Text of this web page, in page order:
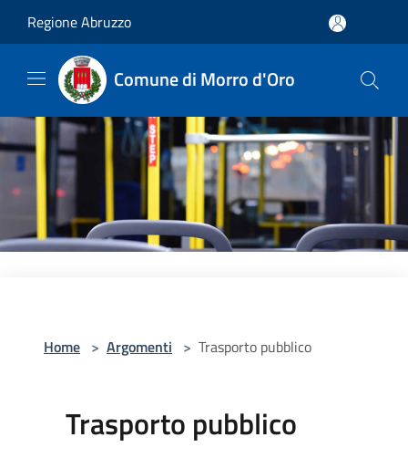
Regione Abruzzo
Comune di Morro d'Oro
Home > Argomenti > Trasporto pubblico
Trasporto pubblico